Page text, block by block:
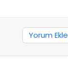
Yorum Ekle